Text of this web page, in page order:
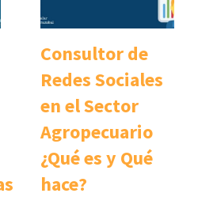
Consultor de
Redes Sociales
en el Sector
Agropecuario
¿Qué es y Qué
hace?